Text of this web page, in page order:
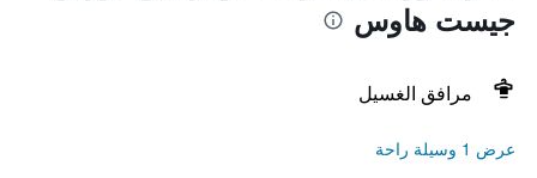
جيست هاوس
مرافق الغسيل
عرض 1 وسيلة راحة